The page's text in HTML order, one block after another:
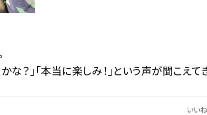
？」「本当に楽しみ！」という声が聞こえて
いい